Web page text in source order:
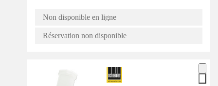
Non disponible en ligne
Réservation non disponible